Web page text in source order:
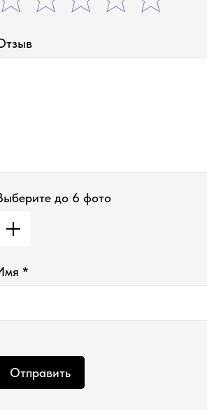
до 6 фото
*
Отправить
новый год